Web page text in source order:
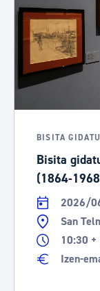
BISITA
Bisita
(1864-
2026/
San
10:30
Izen-